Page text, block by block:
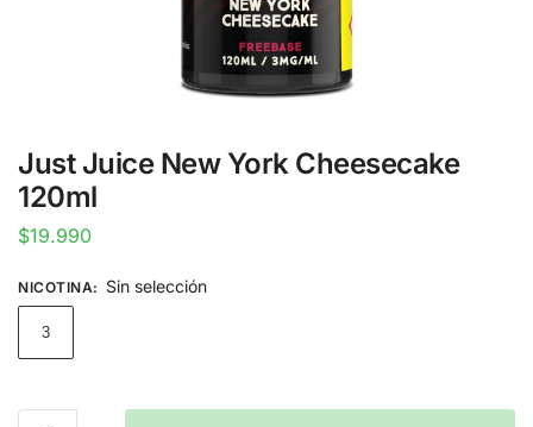
Just Juice New York Cheesecake
120ml
$19.990
NICOTINA: Sin selección
3